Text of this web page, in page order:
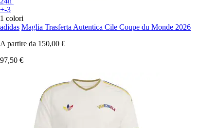
+-3
1 colori
adidas Maglia Trasferta Autentica Cile Coupe du Monde 2026
A partire da 150,00 €
97,50 €